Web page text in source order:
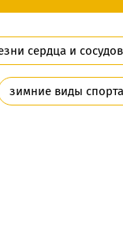
сердца и сосудов
зимние виды спорта